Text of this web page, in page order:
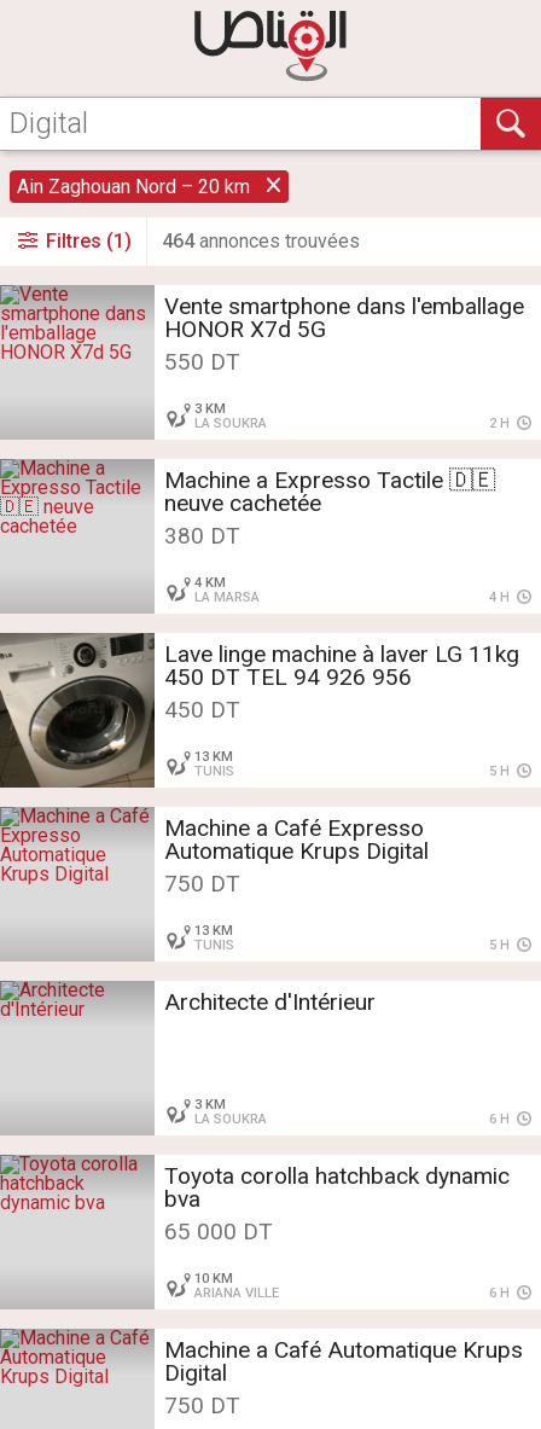
Ain Zaghouan Nord – 20 km
Filtres (1) 464annonces trouvées
Vente smartphone dans l'emballage
HONOR X7d 5G
550 DT
3 KM
LA SOUKRA
2 H
Machine a Expresso Tactile 🇩🇪
neuve cachetée
380 DT
4 KM
LA MARSA
4 H
Lave linge machine à laver LG 11kg
450 DT TEL 94 926 956
450 DT
13 KM
TUNIS
5 H
Machine a Café Expresso
Automatique Krups Digital
750 DT
13 KM
TUNIS
5 H
Architecte d'Intérieur
3 KM
LA SOUKRA
6 H
Toyota corolla hatchback dynamic
bva
65 000 DT
10 KM
ARIANA VILLE
6 H
Machine a Café Automatique Krups
Digital
750 DT